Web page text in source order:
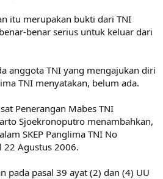
itu merupakan bukti dari TNI
benar serius untuk keluar dari
anggota TNI yang mengajukan diri
TNI menyatakan, belum ada.
Penerangan Mabes TNI
Sjoekronoputro menambahkan,
SKEP Panglima TNI No
Agustus 2006.
pada pasal 39 ayat (2) dan (4) UU